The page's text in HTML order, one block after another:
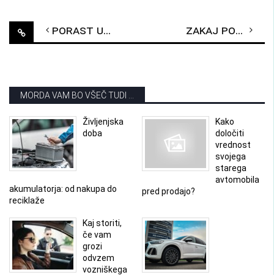
Post
navigation
Porast uporabe obnovljivih virov energije Zakaj potrebujejo električna vozila drugačne pnevmatike?
MORDA VAM BO VŠEČ TUDI ...
Življenjska
doba
akumulatorja: od nakupa do
reciklaže
Kako
določiti
vrednost
svojega
starega
avtomobila
pred prodajo?
Kaj storiti,
če vam
grozi
odvzem
vozniškega